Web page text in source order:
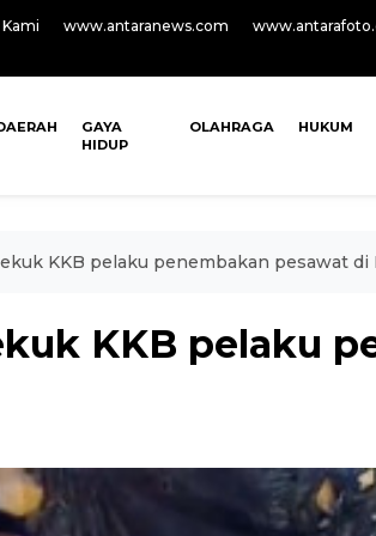
www.antaranews.com
GAYA
HIDUP
OLAHRAGA HUKUM
KKB pelaku penembakan pesawat di
KKB pelaku